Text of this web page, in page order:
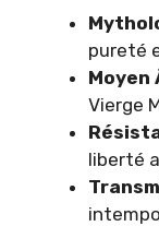
pureté
Moyen
Vierge
liberté